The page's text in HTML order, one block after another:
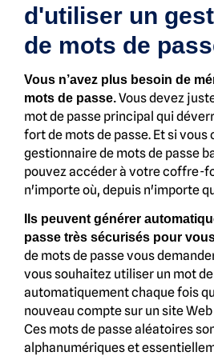
d'utiliser un
de mots de
Vous n’avez plus besoin de
mots de passe.Vous devez
mot de passe principal qui
fort de mots de passe. Et si vous
gestionnaire de mots de passe
pouvez accéder à votre coffre-
n'importe où, depuis n'importe
Ils peuvent générer
passe très sécurisés pour
de mots de passe vous
vous souhaitez utiliser un mot
automatiquement chaque fois
nouveau compte sur un site
Ces mots de passe aléatoires
alphanumériques et